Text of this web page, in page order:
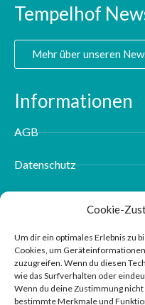
Cookie-
Um dir ein optimales Erlebnis zu
Cookies, um
zuzugreifen. Wenn du diesen
wie das Surfverhalten oder
Wenn du deine Zustimmung
bestimmte Merkmale und
Tempelhof
Mehr über unseren
Informationen
AGB
Datenschutz